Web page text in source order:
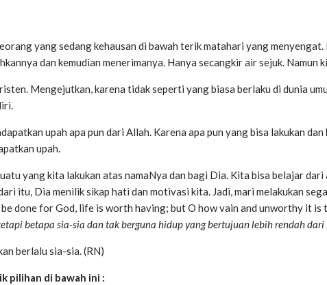
yang sedang kehausan di bawah terik matahari yang
dan kemudian menerimanya. Hanya secangkir air sejuk. Namun
Mengejutkan, karena tidak seperti yang biasa berlaku di dunia
upah apa pun dari Allah. Karena apa pun yang bisa lakukan
upah.
yang kita lakukan atas namaNya dan bagi Dia. Kita bisa belajar
itu, Dia menilik sikap hati dan motivasi kita. Jadi, mari melakukan
done for God, life is worth having; but O how vain and unworthy it
betapa sia-sia dan tak berguna hidup yang bertujuan lebih rendah
berlalu sia-sia. (RN)
pilihan di bawah ini :